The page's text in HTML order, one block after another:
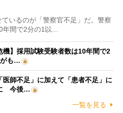
いるのが「警察官不足」だ。警察
年間で2分の1以…
機】採用試験受験者数は10年間で2
も…
医師不足」に加えて「患者不足」に
に 今後…
一覧を見る